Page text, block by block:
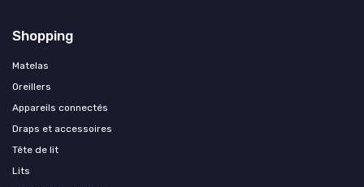
Shopping
Matelas
Oreillers
Appareils connectés
Draps et accessoires
Tête de lit
Lits